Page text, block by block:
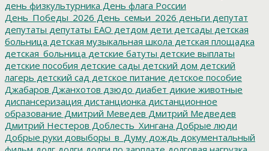
день физкультурника День флага России
День_Победы_2026 День_семьи_2026 деньги депутат
депутаты депутаты ЕАО детдом дети детсады детская
больница детская музыкальная школа детская площадка
детская_больница детские батуты детские выплаты
детские пособия детские сады детский дом детский
лагерь детский сад детское питание детское пособие
Джабаров Джанхотов дзюдо диабет дикие животные
диспансеризация дистанционка дистанционное
образование Дмитрий Меведев Дмитрий Медведев
Дмитрий Нестеров Доблесть_Хингана Добрые люди
Добрые руки довыборы_в_Думу дождь документальный